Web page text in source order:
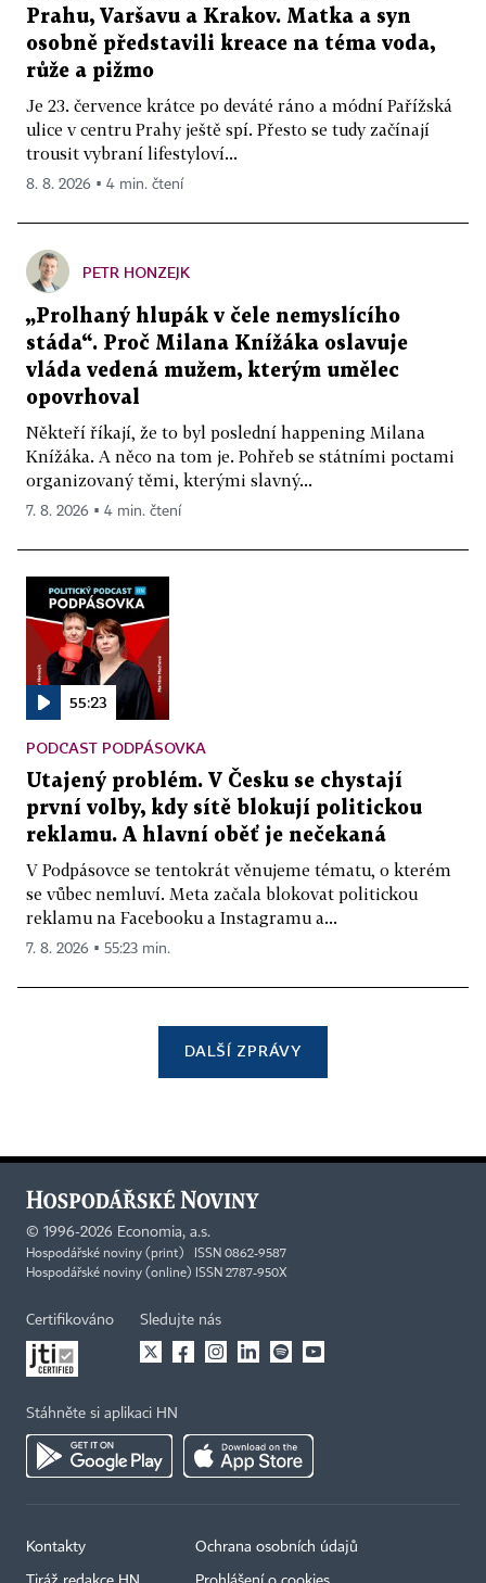
Prahu, Varšavu a Krakov. Matka a syn
osobně představili kreace na téma voda,
růže a pižmo
Je 23. července krátce po deváté ráno a módní Pařížská
ulice v centru Prahy ještě spí. Přesto se tudy začínají
trousit vybraní lifestyloví...
8. 8. 2026 ▪ 4 min. čtení
PETR HONZEJK
„Prolhaný hlupák v čele nemyslícího
stáda“. Proč Milana Knížáka oslavuje
vláda vedená mužem, kterým umělec
opovrhoval
Někteří říkají, že to byl poslední happening Milana
Knížáka. A něco na tom je. Pohřeb se státními poctami
organizovaný těmi, kterými slavný...
7. 8. 2026 ▪ 4 min. čtení
55:23
PODCAST PODPÁSOVKA
Utajený problém. V Česku se chystají
první volby, kdy sítě blokují politickou
reklamu. A hlavní oběť je nečekaná
V Podpásovce se tentokrát věnujeme tématu, o kterém
se vůbec nemluví. Meta začala blokovat politickou
reklamu na Facebooku a Instagramu a...
7. 8. 2026 ▪ 55:23 min.
DALŠÍ ZPRÁVY
© 1996-2026 Economia, a.s.
Hospodářské noviny (print) ISSN 0862-9587
Hospodářské noviny (online) ISSN 2787-950X
Certifikováno Sledujte nás
Stáhněte si aplikaci HN
Kontakty Ochrana osobních údajů